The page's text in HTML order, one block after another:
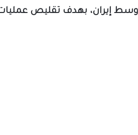
إيران، بهدف تقليص عمليات